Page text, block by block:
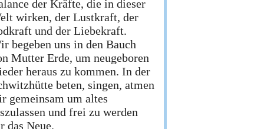
der Kräfte, die in dieser
wirken, der Lustkraft, der
und der Liebekraft.
begeben uns in den Bauch
Mutter Erde, um neugeboren
heraus zu kommen. In der
beten, singen, atmen
gemeinsam um altes
und frei zu werden
das Neue.